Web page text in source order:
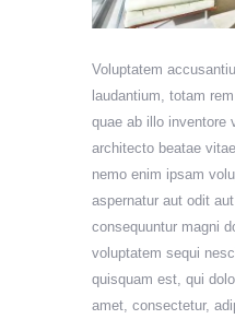
Voluptatem
laudantium, totam
quae ab illo inventore
architecto beatae
nemo enim ipsam
aspernatur aut odit
consequuntur magni
voluptatem sequi
quisquam est, qui
amet, consectetur,